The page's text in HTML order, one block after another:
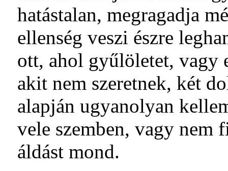
hatástalan, megragadja
ellenség veszi észre
ott, ahol gyűlöletet, vagy
akit nem szeretnek, két
alapján ugyanolyan
vele szemben, vagy nem
áldást mond.